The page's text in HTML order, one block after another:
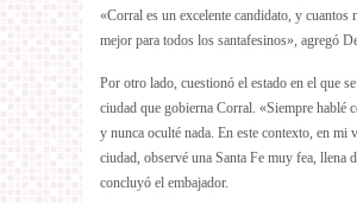
«Corral es un excelente candidato, y cuantos
mejor para todos los santafesinos», agregó
Por otro lado, cuestionó el estado en el que
ciudad que gobierna Corral. «Siempre hablé
y nunca oculté nada. En este contexto, en mi
ciudad, observé una Santa Fe muy fea, llena
concluyó el embajador.